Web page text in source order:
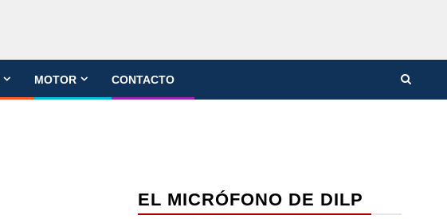
MOTOR CONTACTO
EL MICRÓFONO DE DILP